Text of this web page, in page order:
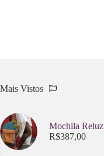
Mais Vistos
Mochila Reluz
R$387,00